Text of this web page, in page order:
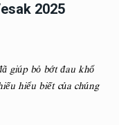
2025
giúp bỏ bớt đau khổ
hiểu biết của chúng